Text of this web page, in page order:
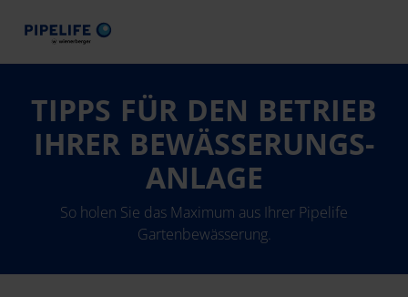
TIPPS FÜR DEN BETRIEB
IHRER BEWÄSSERUNGS-
ANLAGE
So holen Sie das Maximum aus Ihrer Pipelife
Gartenbewässerung.